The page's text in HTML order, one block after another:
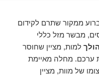
ממקור שתרם לקידום
מבשר מזל כללי
הולך למות, מציין שחוסר
ערכם. מחלה מאיימת
של מוות, מציין